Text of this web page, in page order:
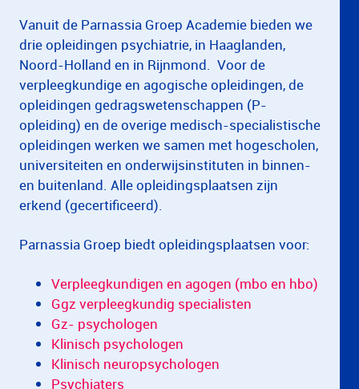
Vanuit de Parnassia Groep Academie bieden we
drie opleidingen psychiatrie, in Haaglanden,
Noord-Holland en in Rijnmond. Voor de
verpleegkundige en agogische opleidingen, de
opleidingen gedragswetenschappen (P-
opleiding) en de overige medisch-specialistische
opleidingen werken we samen met hogescholen,
universiteiten en onderwijsinstituten in binnen-
en buitenland. Alle opleidingsplaatsen zijn
erkend (gecertificeerd).
Parnassia Groep biedt opleidingsplaatsen voor:
Verpleegkundigen en agogen (mbo en hbo)
Ggz verpleegkundig specialisten
Gz- psychologen
Klinisch psychologen
Klinisch neuropsychologen
Psychiaters